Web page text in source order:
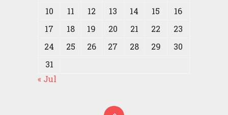
10
11 12 13 14 15
16
17
18 19 20 21 22
23
24
25 26 27 28 29
30
31
« Jul